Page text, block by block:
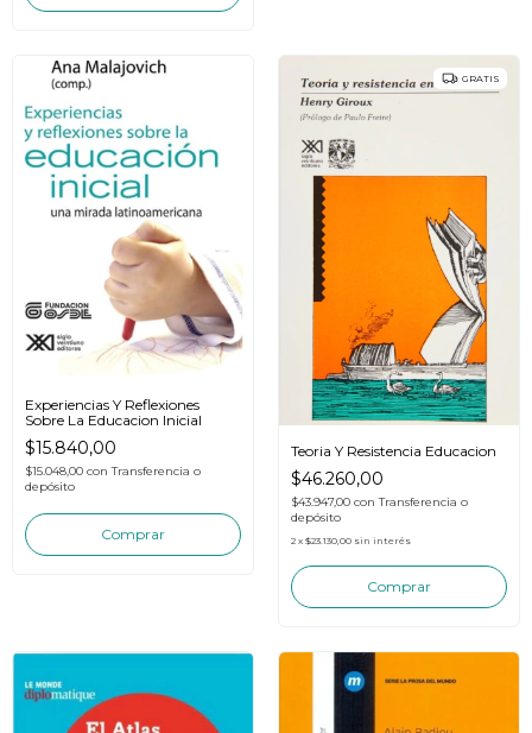
Experiencias Y Reflexiones
Sobre La Educacion Inicial
$15.840,00
$15.048,00 con Transferencia o
depósito
GRATIS
Teoria Y Resistencia Educacion
$46.260,00
$43.947,00 con Transferencia o
depósito
2 x $23.130,00 sin interés